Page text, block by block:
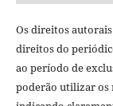
Os direitos
direitos do
ao período de
poderão utilizar os